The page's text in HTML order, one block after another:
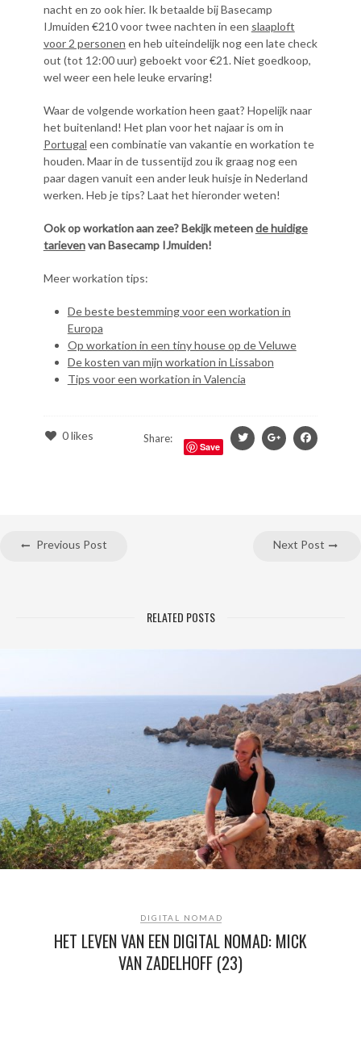
nacht en zo ook hier. Ik betaalde bij Basecamp
IJmuiden €210 voor twee nachten in een slaaploft
voor 2 personen en heb uiteindelijk nog een late check
out (tot 12:00 uur) geboekt voor €21. Niet goedkoop,
wel weer een hele leuke ervaring!
Waar de volgende workation heen gaat? Hopelijk naar
het buitenland! Het plan voor het najaar is om in
Portugal een combinatie van vakantie en workation te
houden. Maar in de tussentijd zou ik graag nog een
paar dagen vanuit een ander leuk huisje in Nederland
werken. Heb je tips? Laat het hieronder weten!
Ook op workation aan zee? Bekijk meteende huidige
tarievenvan Basecamp IJmuiden!
Meer workation tips:
De beste bestemming voor een workation in
Europa
Op workation in een tiny house op de Veluwe
De kosten van mijn workation in Lissabon
Tips voor een workation in Valencia
0likes Share:
Save
Previous Post Next Post
RELATED POSTS
DIGITAL NOMAD
HET LEVEN VAN EEN DIGITAL NOMAD: MICK
VAN ZADELHOFF (23)